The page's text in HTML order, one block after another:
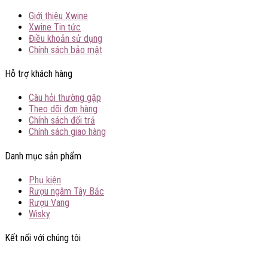
Giới thiệu Xwine
Xwine Tin tức
Điều khoản sử dụng
Chính sách bảo mật
Hỗ trợ khách hàng
Câu hỏi thường gặp
Theo dõi đơn hàng
Chính sách đổi trả
Chính sách giao hàng
Danh mục sản phẩm
Phụ kiện
Rượu ngâm Tây Bắc
Rượu Vang
Wisky
Kết nối với chúng tôi